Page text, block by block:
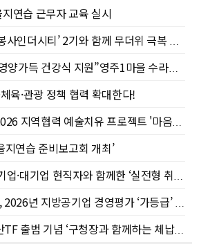
연습 근무자 교육 실시
부산 중구 영주1동 “영양가득 건강식 지원”영주1마을 수라간 사업 추진
육·관광 정책 협력 확대한다!
지연습 준비보고회 개최’
부산진구, 체납관리단TF 출범 기념 ‘구청장과 함께하는 체납관리단 일일 체험’ 개최